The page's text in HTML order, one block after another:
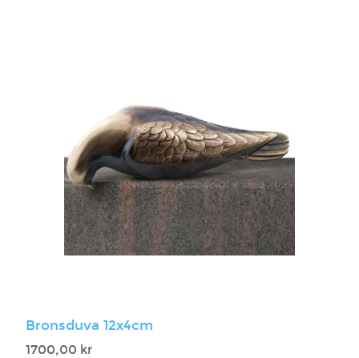
Bronsduva 12x4cm
1700,00 kr